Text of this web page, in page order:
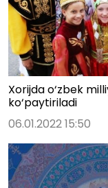
Xorijda o‘zbek
ko‘paytiriladi
06.01.2022 15:50